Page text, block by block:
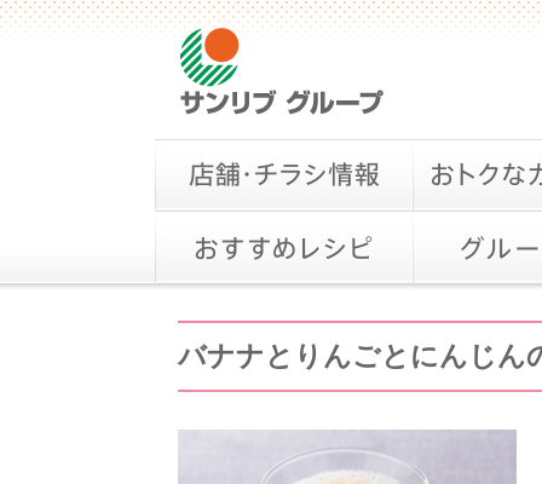
バナナとりんごとにんじん